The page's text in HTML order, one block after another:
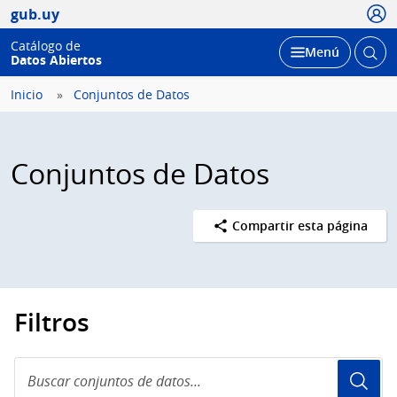
gub.uy
Catálogo de
Datos Abiertos
Desplegar
Menú Abrir
Inicio Conjuntos de Datos
Conjuntos de Datos
Compartir esta página
Filtros
conjuntos